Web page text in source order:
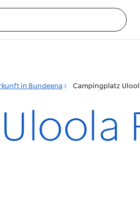
in Bundeena Campingplatz